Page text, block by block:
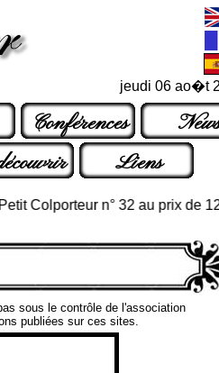
jeudi 06 ao�t
Conférences
Liens
Colporteur n° 32 au prix de 12€
sous le contrôle de l'association
publiées sur ces sites.